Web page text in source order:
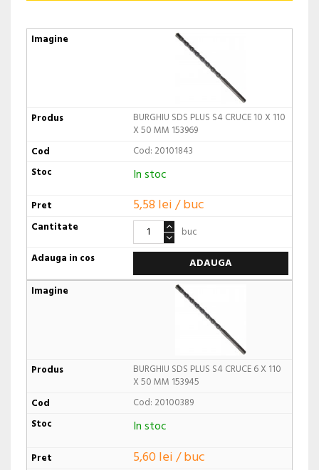
BURGHIU SDS PLUS S4 CRUCE 10 X 110
X 50 MM 153969
Cod: 20101843
In stoc
5,58 lei / buc
buc
ADAUGA
BURGHIU SDS PLUS S4 CRUCE 6 X 110
X 50 MM 153945
Cod: 20100389
In stoc
5,60 lei / buc